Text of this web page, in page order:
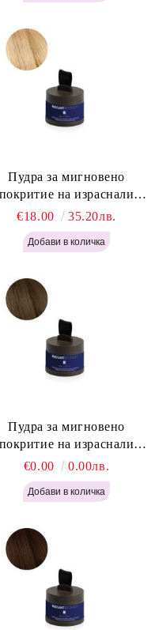
Пудра за мигновено
покритие на израснали
Светло Русо - Labor
Instant Retouch Powder -
Light Blonde H646
€18.00 35.20лв.
Пудра за мигновено
покритие на израснали
корени Светло Кафяво -
Labor Pro Instant Retouch
- Light Brown H644
€0.00 0.00лв.